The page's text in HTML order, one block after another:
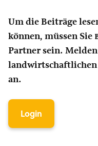
Um die Beiträge
können, müssen Sie
Partner sein.
an.
Login